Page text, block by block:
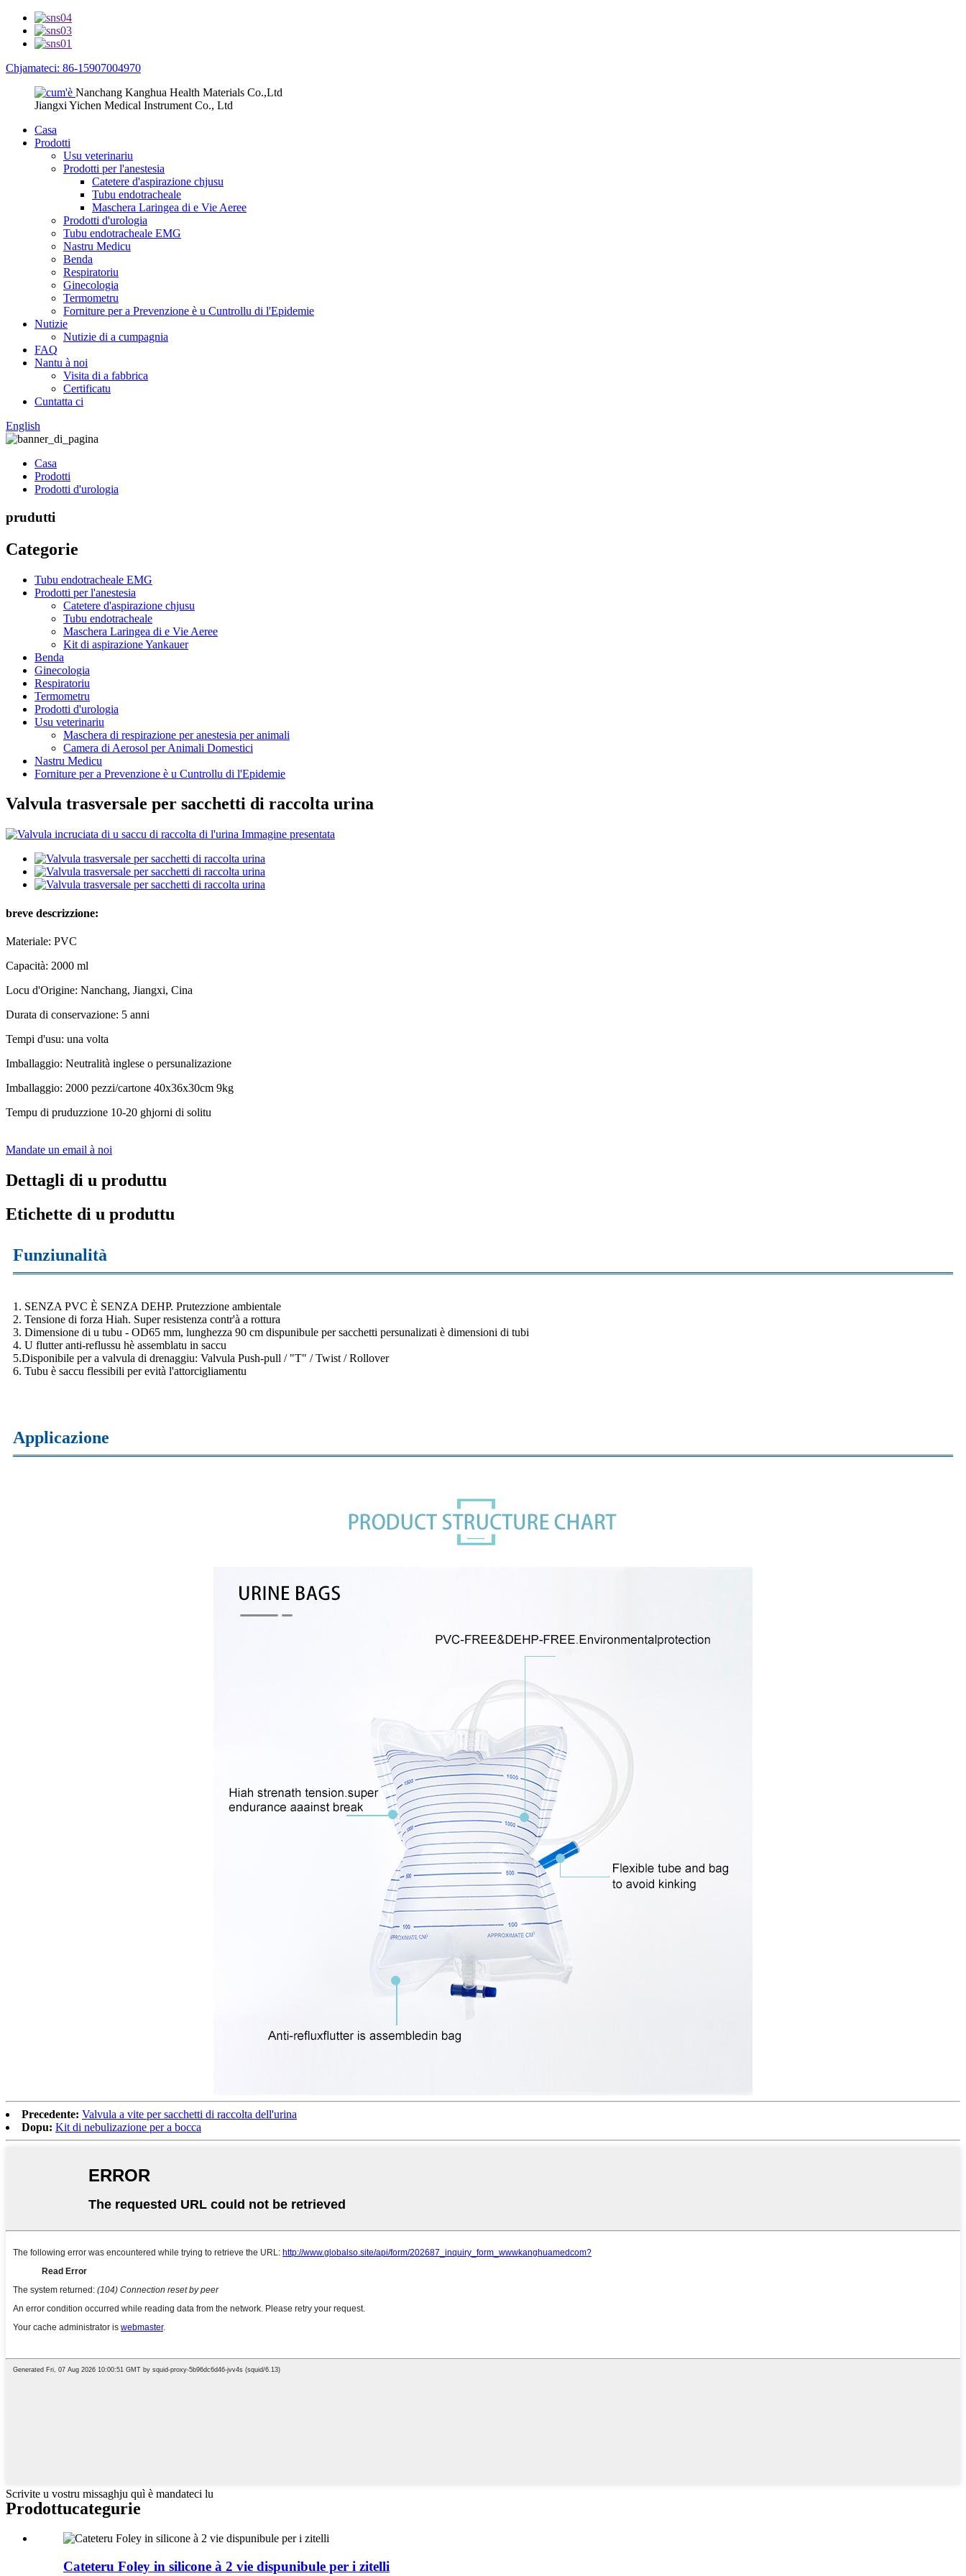
Chjamateci: 86-15907004970
Nanchang Kanghua Health Materials Co.,Ltd
Jiangxi Yichen Medical Instrument Co., Ltd
Casa
Prodotti
Usu veterinariu
Prodotti per l'anestesia
Catetere d'aspirazione chjusu
Tubu endotracheale
Maschera Laringea di e Vie Aeree
Prodotti d'urologia
Tubu endotracheale EMG
Nastru Medicu
Benda
Respiratoriu
Ginecologia
Termometru
Forniture per a Prevenzione è u Cuntrollu di l'Epidemie
Nutizie
Nutizie di a cumpagnia
FAQ
Nantu à noi
Visita di a fabbrica
Certificatu
Cuntatta ci
English
Casa
Prodotti
Prodotti d'urologia
prudutti
Categorie
Tubu endotracheale EMG
Prodotti per l'anestesia
Catetere d'aspirazione chjusu
Tubu endotracheale
Maschera Laringea di e Vie Aeree
Kit di aspirazione Yankauer
Benda
Ginecologia
Respiratoriu
Termometru
Prodotti d'urologia
Usu veterinariu
Maschera di respirazione per anestesia per animali
Camera di Aerosol per Animali Domestici
Nastru Medicu
Forniture per a Prevenzione è u Cuntrollu di l'Epidemie
Valvula trasversale per sacchetti di raccolta urina
breve descrizzione:
Materiale: PVC
Capacità: 2000 ml
Locu d'Origine: Nanchang, Jiangxi, Cina
Durata di conservazione: 5 anni
Tempi d'usu: una volta
Imballaggio: Neutralità inglese o persunalizazione
Imballaggio: 2000 pezzi/cartone 40x36x30cm 9kg
Tempu di pruduzzione 10-20 ghjorni di solitu
Mandate un email à noi
Dettagli di u produttu
Etichette di u produttu
Funziunalità
1. SENZA PVC È SENZA DEHP. Prutezzione ambientale
2. Tensione di forza Hiah. Super resistenza contr'à a rottura
3. Dimensione di u tubu - OD65 mm, lunghezza 90 cm dispunibule per sacchetti persunalizati è dimensioni di tubi
4. U flutter anti-reflussu hè assemblatu in saccu
5.Disponibile per a valvula di drenaggiu: Valvula Push-pull / "T" / Twist / Rollover
6. Tubu è saccu flessibili per evità l'attorcigliamentu
Applicazione
Precedente: Valvula a vite per sacchetti di raccolta dell'urina
Dopu: Kit di nebulizazione per a bocca
Scrivite u vostru missaghju quì è mandateci lu
Prodottucategurie
Cateteru Foley in silicone à 2 vie dispunibule per i zitelli